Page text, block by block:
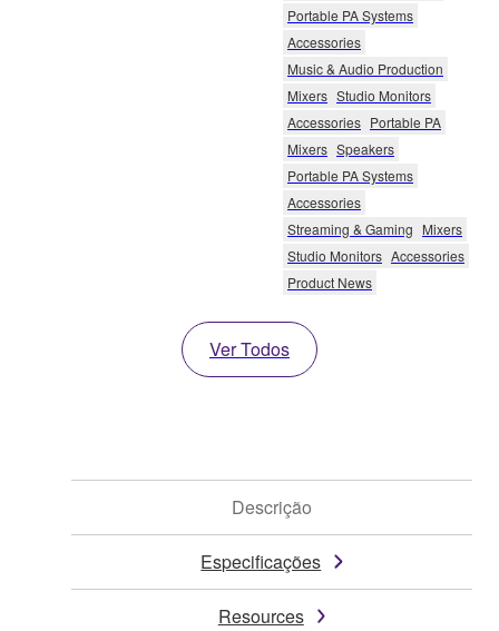
Portable PA Systems
Accessories
Music & Audio Production
Mixers Studio Monitors
Accessories Portable PA
Mixers Speakers
Portable PA Systems
Accessories
Streaming & Gaming Mixers
Studio Monitors Accessories
Product News
Ver Todos
Descrição
Especificações
Resources